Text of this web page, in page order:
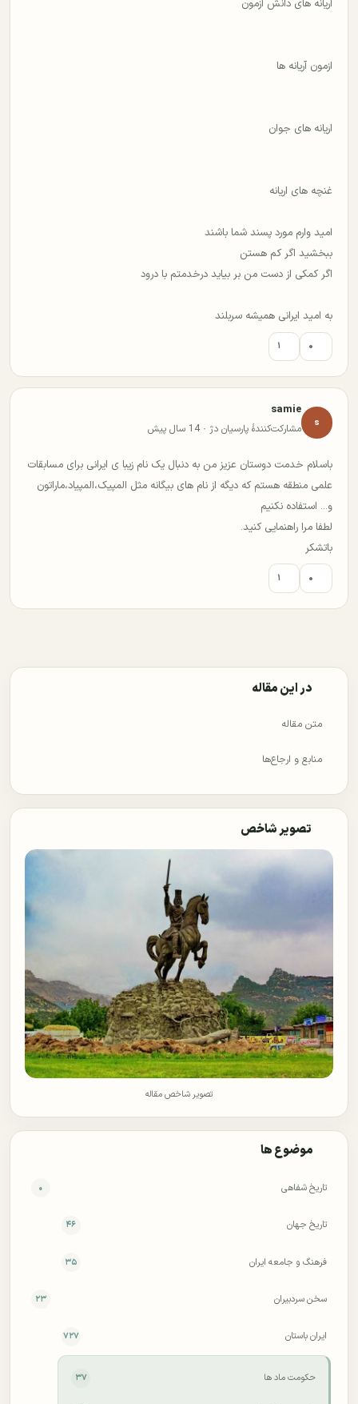
اریانه های دانش آزمون
ازمون آریانه ها
اریانه های جوان
غنچه های اریانه
امید وارم مورد پسند شما باشند
ببخشید اگر کم هستن
اگر کمکی از دست من بر بیاید درخدمتم با درود
به امید ایرانی همیشه سربلند
۰ ۱
s
samie
مشارکت‌کنندهٔ پارسیان دژ · 14 سال پیش
باسلام خدمت دوستان عزیز من به دنبال یک نام زیبا ی ایرانی برای مسابقات
علمی منطقه هستم که دیگه از نام های بیگانه مثل المپیک،المپیاد،ماراتون
و... استفاده نکنیم
لطفا مرا راهنمایی کنید.
باتشکر
۰ ۱
در این مقاله
متن مقاله
منابع و ارجاع‌ها
تصویر شاخص
تصویر شاخص مقاله
موضوع ها
تاریخ شفاهی ۰
تاریخ جهان ۴۶
فرهنگ و جامعه ایران ۳۵
سخن سردبیران ۲۳
ایران باستان ۷۲۷
حکومت ماد ها ۳۷